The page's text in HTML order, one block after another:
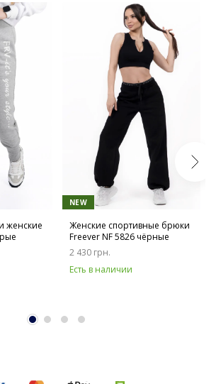
женские
NEW
Женские спортивные брюки
Freever NF 5826 чёрные
2 430 грн.
Есть в наличии